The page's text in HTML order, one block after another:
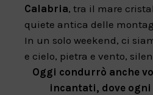
Calabria, tra il mare
quiete antica delle
In un solo weekend, ci
e cielo, pietra e vento,
Oggi condurrò anche
incantati, dove ogni